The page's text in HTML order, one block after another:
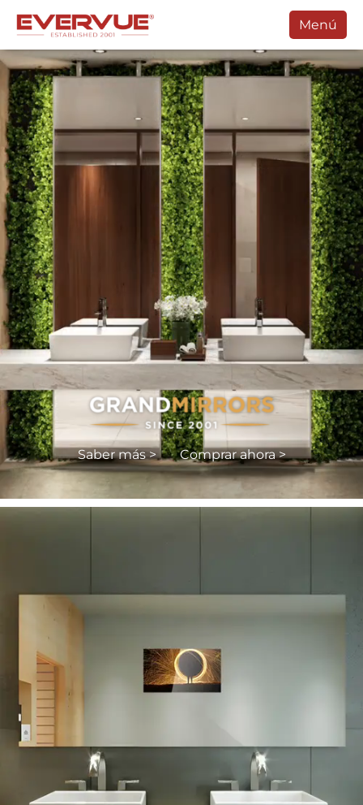
Menú
Productos
Manuales
Clientes
Soporte
Contacte Con
Comprar
Programar Una Llamada
Saber más > Comprar ahora >